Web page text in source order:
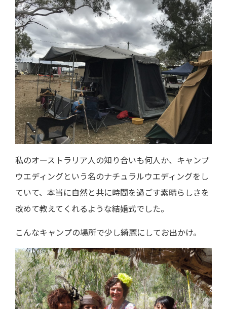
私のオーストラリア人の知り合いも何人か、キャンプ
ウエディングという名のナチュラルウエディングをし
ていて、本当に自然と共に時間を過ごす素晴らしさを
改めて教えてくれるような結婚式でした。
こんなキャンプの場所で少し綺麗にしてお出かけ。